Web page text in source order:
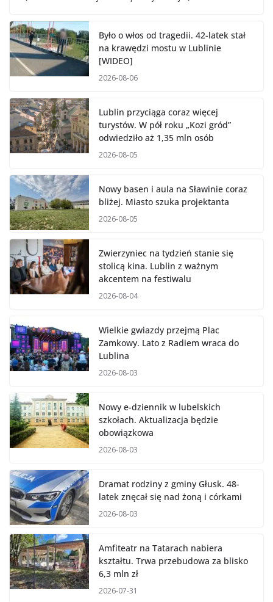
Było o włos od tragedii. 42-latek stał
na krawędzi mostu w Lublinie
[WIDEO]
2026-08-06
Lublin przyciąga coraz więcej
turystów. W pół roku „Kozi gród”
odwiedziło aż 1,35 mln osób
2026-08-05
Nowy basen i aula na Sławinie coraz
bliżej. Miasto szuka projektanta
2026-08-05
Zwierzyniec na tydzień stanie się
stolicą kina. Lublin z ważnym
akcentem na festiwalu
2026-08-04
Wielkie gwiazdy przejmą Plac
Zamkowy. Lato z Radiem wraca do
Lublina
2026-08-03
Nowy e-dziennik w lubelskich
szkołach. Aktualizacja będzie
obowiązkowa
2026-08-03
Dramat rodziny z gminy Głusk. 48-
latek znęcał się nad żoną i córkami
2026-08-03
Amfiteatr na Tatarach nabiera
kształtu. Trwa przebudowa za blisko
6,3 mln zł
2026-07-31